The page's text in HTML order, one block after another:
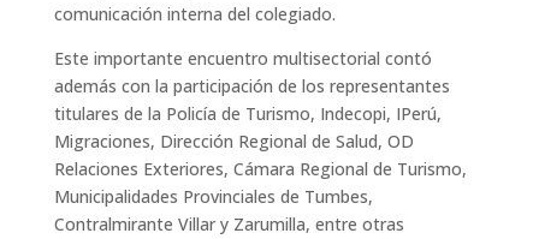
comunicación interna del colegiado.
Este importante encuentro multisectorial contó
además con la participación de los representantes
titulares de la Policía de Turismo, Indecopi, IPerú,
Migraciones, Dirección Regional de Salud, OD
Relaciones Exteriores, Cámara Regional de Turismo,
Municipalidades Provinciales de Tumbes,
Contralmirante Villar y Zarumilla, entre otras